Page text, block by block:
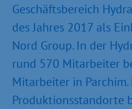
Geschäftsbereich
des Jahres 2017 als
Nord Group. In der
rund 570 Mitarbeiter
Mitarbeiter in
Produktionsstandorte